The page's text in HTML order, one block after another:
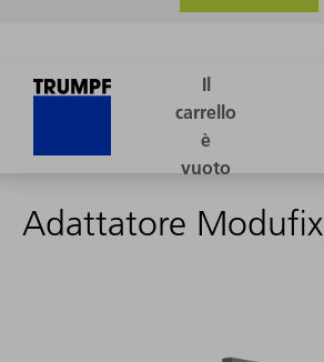
Adattatore Modufix